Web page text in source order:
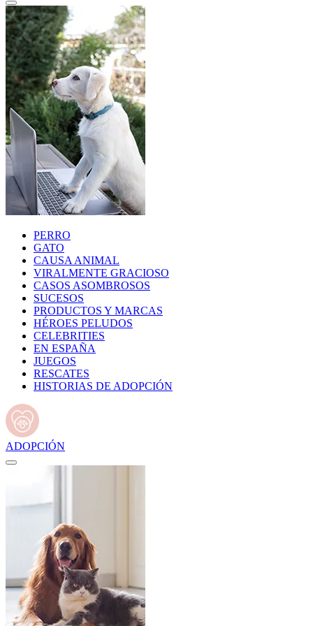
PERRO
GATO
CAUSA ANIMAL
VIRALMENTE GRACIOSO
CASOS ASOMBROSOS
SUCESOS
PRODUCTOS Y MARCAS
HÉROES PELUDOS
CELEBRITIES
EN ESPAÑA
JUEGOS
RESCATES
HISTORIAS DE ADOPCIÓN
ADOPCIÓN